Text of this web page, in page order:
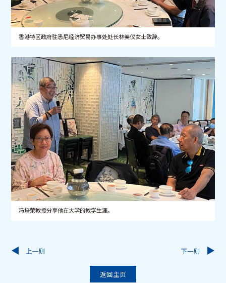
香港特区政府驻悉尼经济贸易办事处处长林美仪女士致辞。
冯培荣教授分享他在大学的教学生涯。
上一则
返回主页
下一则